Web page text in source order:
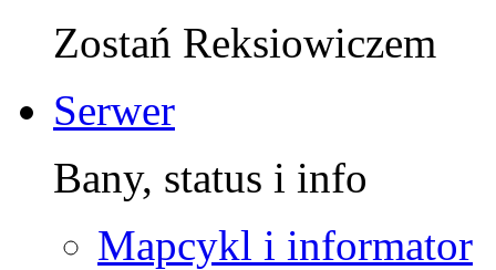
Zostań Reksiowiczem
Serwer
Bany, status i info
Mapcykl i informator